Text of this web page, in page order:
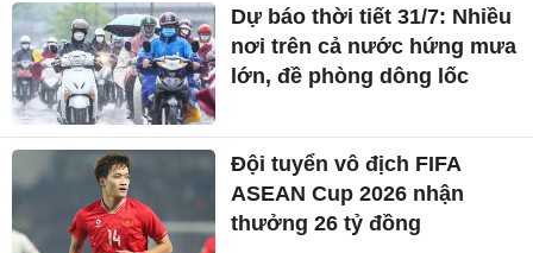
Dự báo thời tiết 31/7: Nhiều
nơi trên cả nước hứng mưa
lớn, đề phòng dông lốc
Đội tuyển vô địch FIFA
ASEAN Cup 2026 nhận
thưởng 26 tỷ đồng